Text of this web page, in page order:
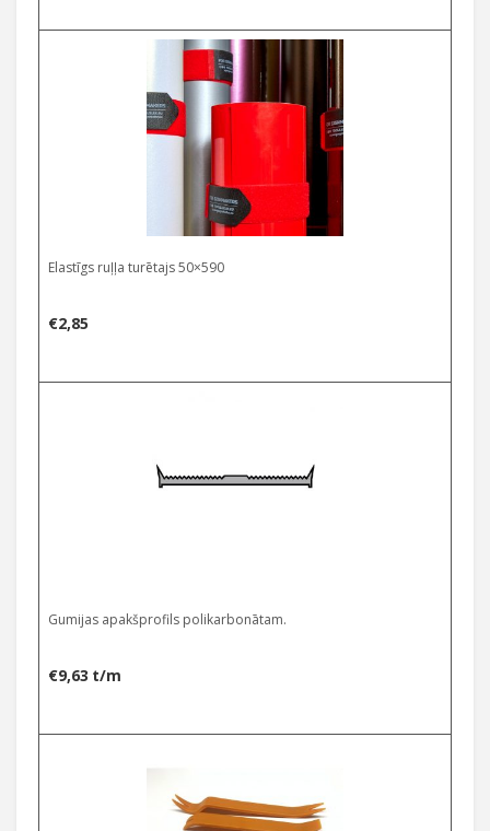
Elastīgs ruļļa turētajs 50×590
€2,85
Gumijas apakšprofils polikarbonātam.
€9,63 t/m